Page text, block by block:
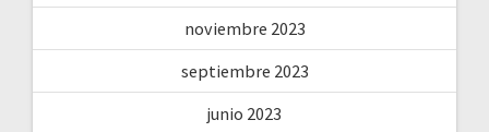
noviembre 2023
septiembre 2023
junio 2023